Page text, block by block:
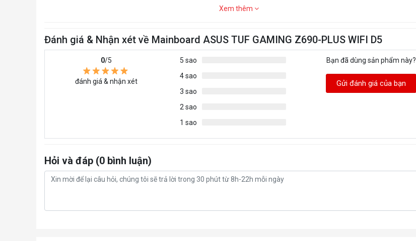
Xem thêm
Đánh giá & Nhận xét về Mainboard ASUS TUF GAMING Z690-PLUS WIFI D5
0/5
đánh giá & nhận xét
5 sao
4 sao
3 sao
2 sao
1 sao
Bạn đã dùng sản phẩm này?
Gửi đánh giá của bạn
Hỏi và đáp (0 bình luận)